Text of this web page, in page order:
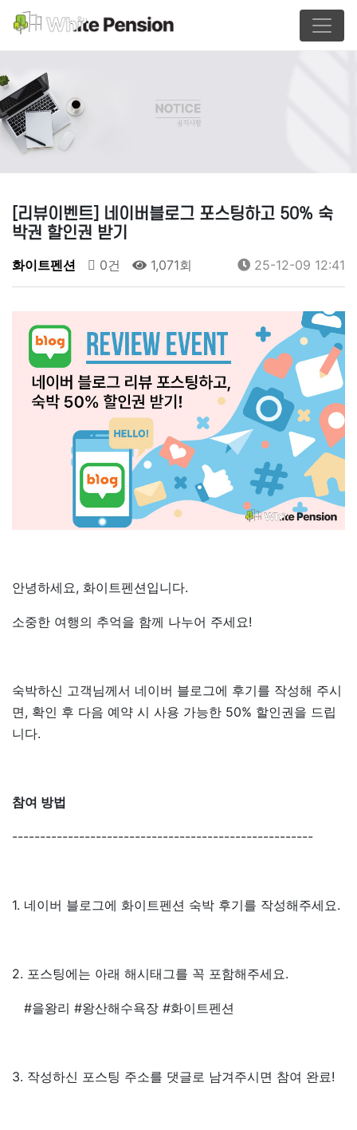
[리뷰이벤트] 네이버블로그 포스팅하고 50% 숙
박권 할인권 받기
화이트펜션 0건 1,071회 25-12-09 12:41
안녕하세요, 화이트펜션입니다.
소중한 여행의 추억을 함께 나누어 주세요!
숙박하신 고객님께서 네이버 블로그에 후기를 작성해 주시
면, 확인 후 다음 예약 시 사용 가능한 50% 할인권을 드립
니다.
참여 방법
------------------------------------------------------
1. 네이버 블로그에 화이트펜션 숙박 후기를 작성해주세요.
2. 포스팅에는 아래 해시태그를 꼭 포함해주세요.
#을왕리 #왕산해수욕장 #화이트펜션
3. 작성하신 포스팅 주소를 댓글로 남겨주시면 참여 완료!